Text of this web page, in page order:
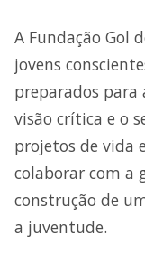
A Fundação Gol
jovens
preparados
visão crítica e o
projetos de vida
colaborar com a
construção de
a juventude.